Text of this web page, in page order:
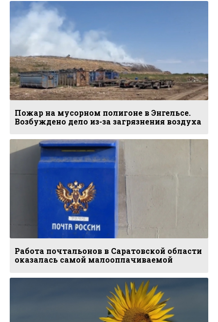
Пожар на мусорном полигоне в Энгельсе.
Возбуждено дело из-за загрязнения воздуха
Работа почтальонов в Саратовской области
оказалась самой малооплачиваемой